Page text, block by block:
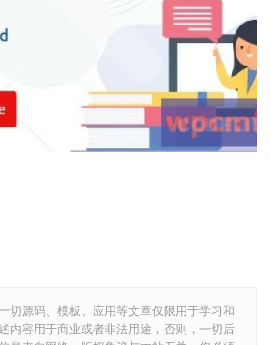
切源码、模板、应用等文章仅限用于学习和
内容用于商业或者非法用途，否则，一切后